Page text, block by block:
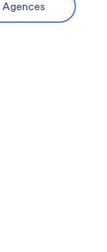
Agences